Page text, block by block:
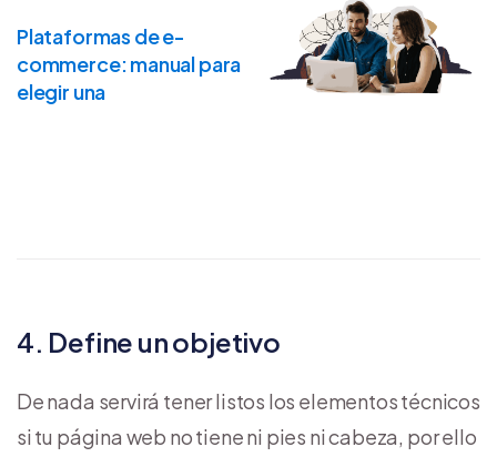
Plataformas de e-
commerce: manual para
elegir una
4. Define un objetivo
De nada servirá tener listos los elementos técnicos
si tu página web no tiene ni pies ni cabeza, por ello